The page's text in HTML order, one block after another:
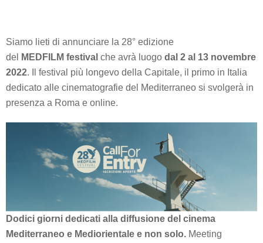
Siamo lieti di annunciare la 28° edizione
del
MEDFILM festival che avrà luogo dal 2 al 13 novembre
2022. Il festival più longevo della Capitale, il primo in Italia
dedicato alle cinematografie del Mediterraneo si svolgerà in
presenza a Roma e online.
Dodici giorni dedicati alla diffusione del cinema
Mediterraneo e Mediorientale e non solo. Meeting